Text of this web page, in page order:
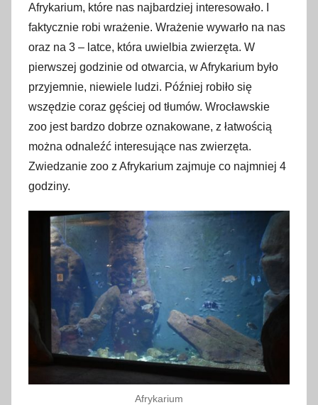
i
k
a
2
0
2
0
Afrykarium, które nas najbardziej interesowało. I
faktycznie robi wrażenie. Wrażenie wywarło na nas
oraz na 3 – latce, która uwielbia zwierzęta. W
pierwszej godzinie od otwarcia, w Afrykarium było
przyjemnie, niewiele ludzi. Później robiło się
wszędzie coraz gęściej od tłumów. Wrocławskie
zoo jest bardzo dobrze oznakowane, z łatwością
można odnaleźć interesujące nas zwierzęta.
Zwiedzanie zoo z Afrykarium zajmuje co najmniej 4
godziny.
Afrykarium